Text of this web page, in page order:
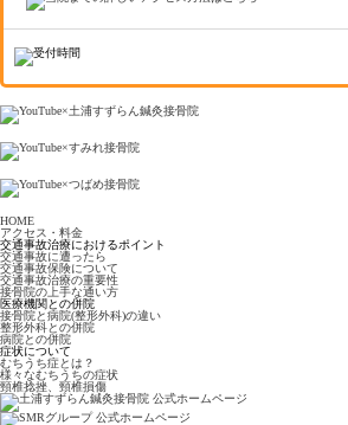
HOME
アクセス・料金
交通事故治療におけるポイント
交通事故に遭ったら
交通事故保険について
交通事故治療の重要性
接骨院の上手な通い方
医療機関との併院
接骨院と病院(整形外科)の違い
整形外科との併院
病院との併院
症状について
むちうち症とは？
様々なむちうちの症状
頸椎捻挫、頸椎損傷